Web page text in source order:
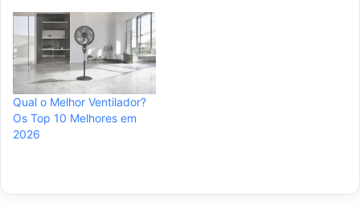
conta do recado virou
prioridade. A gente
pesquisou os
modelos mais
vendidos e bem
avaliados do
mercado para
garantir que você
em…
Qual o Melhor Ventilador?
Os Top 10 Melhores em
2026